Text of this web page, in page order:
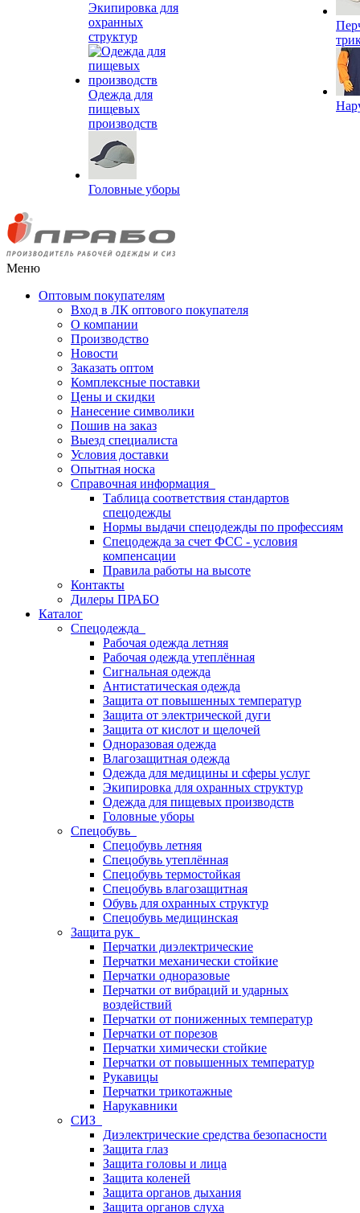
Экипировка для
охранных
структур
Одежда для
пищевых
производств
Головные уборы
Меню
Оптовым покупателям
Вход в ЛК оптового покупателя
О компании
Производство
Новости
Заказать оптом
Комплексные поставки
Цены и скидки
Нанесение символики
Пошив на заказ
Выезд специалиста
Условия доставки
Опытная носка
Справочная информация
Таблица соответствия стандартов
спецодежды
Нормы выдачи спецодежды по профессиям
Спецодежда за счет ФСС - условия
компенсации
Правила работы на высоте
Контакты
Дилеры ПРАБО
Каталог
Спецодежда
Рабочая одежда летняя
Рабочая одежда утеплённая
Сигнальная одежда
Антистатическая одежда
Защита от повышенных температур
Защита от электрической дуги
Защита от кислот и щелочей
Одноразовая одежда
Влагозащитная одежда
Одежда для медицины и сферы услуг
Экипировка для охранных структур
Одежда для пищевых производств
Головные уборы
Спецобувь
Спецобувь летняя
Спецобувь утеплённая
Спецобувь термостойкая
Спецобувь влагозащитная
Обувь для охранных структур
Спецобувь медицинская
Защита рук
Перчатки диэлектрические
Перчатки механически стойкие
Перчатки одноразовые
Перчатки от вибраций и ударных
воздействий
Перчатки от пониженных температур
Перчатки от порезов
Перчатки химически стойкие
Перчатки от повышенных температур
Рукавицы
Перчатки трикотажные
Нарукавники
СИЗ
Диэлектрические средства безопасности
Защита глаз
Защита головы и лица
Защита коленей
Защита органов дыхания
Защита органов слуха